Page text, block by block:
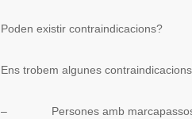
Poden existir contraindicacions?
Ens trobem algunes
– Persones amb